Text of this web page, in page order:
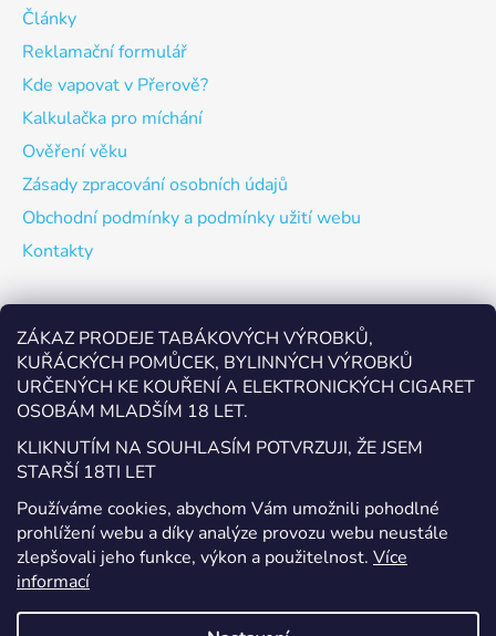
ZÁKAZ PRODEJE TABÁKOVÝCH VÝROBKŮ,
KUŘÁCKÝCH POMŮCEK, BYLINNÝCH VÝROBKŮ
URČENÝCH KE KOUŘENÍ A ELEKTRONICKÝCH CIGARET
OSOBÁM MLADŠÍM 18 LET.
KLIKNUTÍM NA SOUHLASÍM POTVRZUJI, ŽE JSEM
STARŠÍ 18TI LET
Používáme cookies, abychom Vám umožnili pohodlné
prohlížení webu a díky analýze provozu webu neustále
zlepšovali jeho funkce, výkon a použitelnost. Více
informací
Články
Reklamační formulář
Kde vapovat v Přerově?
Kalkulačka pro míchání
Ověření věku
Zásady zpracování osobních údajů
Obchodní podmínky a podmínky užití webu
Kontakty
Odebírat newsletter
Vložte svůj e-mail a my vám budeme zasílat informace o
nových produktech na našem e-shopu.
E-mail
Vložením e-mailu souhlasíte s
podmínkami ochrany
osobních údajů
PŘIHLÁSIT SE